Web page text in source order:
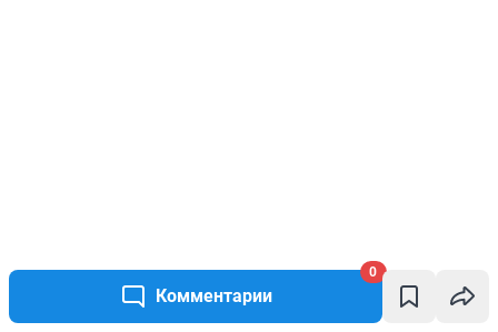
Комментарии
0